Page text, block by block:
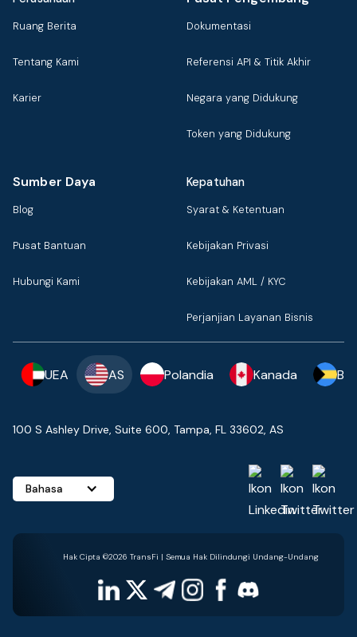
Ruang Berita
Tentang Kami
Karier
Dokumentasi
Referensi API & Titik Akhir
Negara yang Didukung
Token yang Didukung
Sumber Daya
Blog
Pusat Bantuan
Hubungi Kami
Kepatuhan
Syarat & Ketentuan
Kebijakan Privasi
Kebijakan AML / KYC
Perjanjian Layanan Bisnis
UEA AS Polandia Kanada
100 S Ashley Drive, Suite 600, Tampa, FL 33602, AS
Bahasa
Hak Cipta ©2026 TransFi | Semua Hak Dilindungi Undang-Undang